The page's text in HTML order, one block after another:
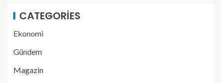
CATEGORIES
Ekonomi
Gündem
Magazin